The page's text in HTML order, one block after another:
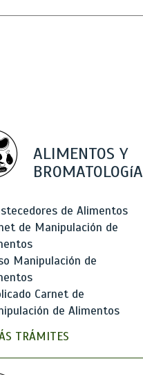
ALIMENTOS Y
BROMATOLOGíA
de Alimentos
de Manipulación de
Manipulación de
Carnet de
de Alimentos
TRÁMITES